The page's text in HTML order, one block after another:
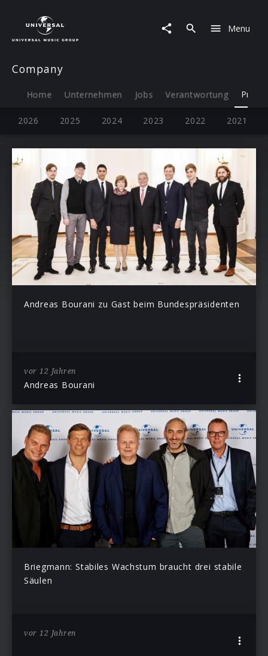
Menu
Company
Home Unternehmen Jobs Verantwortung
2026 2025 2024 2023 2022 2021
Andreas Bourani zu Gast beim Bundespräsidenten
vor 12 Jahren
Andreas Bourani
Briegmann: Stabiles Wachstum braucht drei stabile
Säulen
vor 12 Jahren